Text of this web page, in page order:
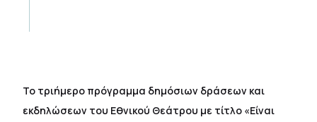
Το τριήμερο πρόγραμμα δημόσιων δράσεων και
εκδηλώσεων του Εθνικού Θεάτρου με τίτλο «Είναι